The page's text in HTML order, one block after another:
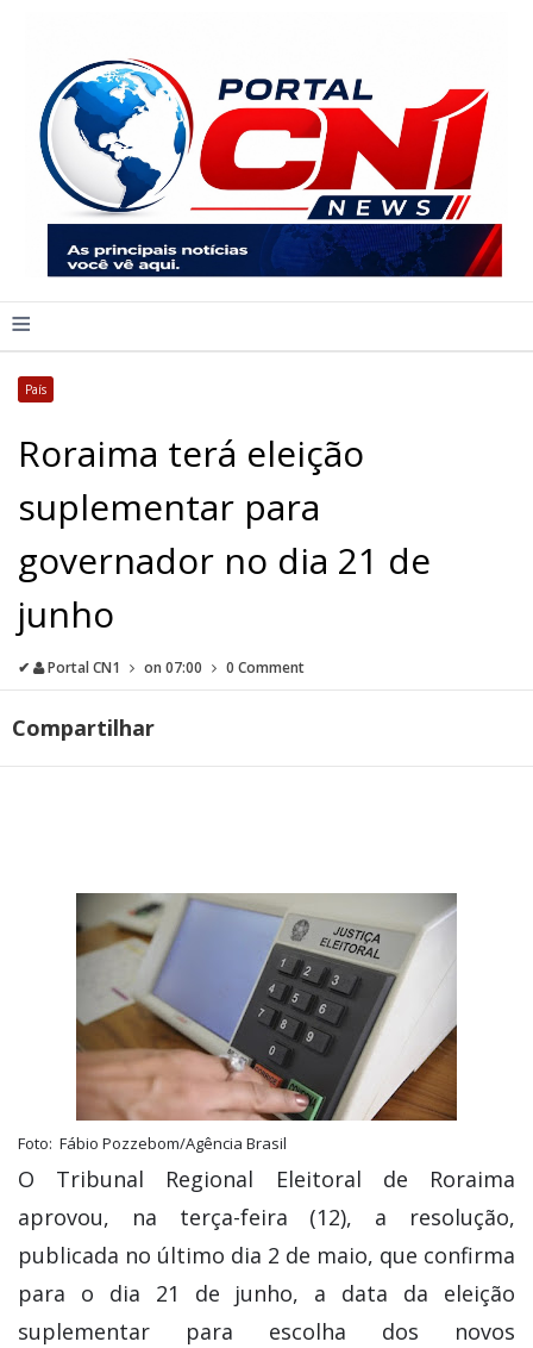
≡
País
Roraima terá eleição
suplementar para
governador no dia 21 de
junho
✔ Portal CN1 on 07:00 0 Comment
Compartilhar
Foto: Fábio Pozzebom/Agência Brasil
O Tribunal Regional Eleitoral de Roraima
aprovou, na terça-feira (12), a resolução,
publicada no último dia 2 de maio, que confirma
para o dia 21 de junho, a data da eleição
suplementar para escolha dos novos